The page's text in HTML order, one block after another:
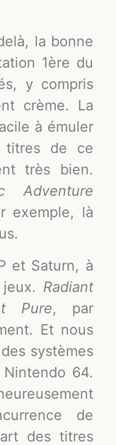
la bonne
1ère du
y compris
crème. La
à émuler
titres de ce
très bien.
Adventure
exemple, là
et Saturn, à
Radiant
Pure, par
Et nous
systèmes
64.
de
des titres